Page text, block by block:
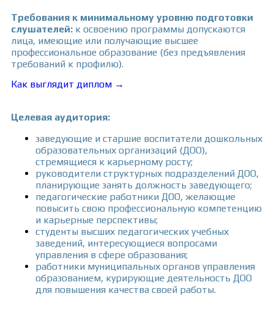
Требования к минимальному уровню подготовки
слушателей: к освоению программы допускаются
лица, имеющие или получающие высшее
профессиональное образование (без предъявления
требований к профилю).
Как выглядит диплом →
Целевая аудитория:
заведующие и старшие воспитатели дошкольных
образовательных организаций (ДОО),
стремящиеся к карьерному росту;
руководители структурных подразделений ДОО,
планирующие занять должность заведующего;
педагогические работники ДОО, желающие
повысить свою профессиональную компетенцию
и карьерные перспективы;
студенты высших педагогических учебных
заведений, интересующиеся вопросами
управления в сфере образования;
работники муниципальных органов управления
образованием, курирующие деятельность ДОО
для повышения качества своей работы.